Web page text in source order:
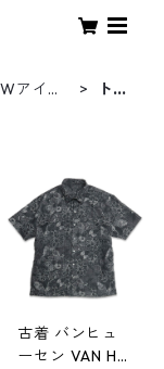
アイテ
トッ
古着 バンヒュ
ーセン VAN HE